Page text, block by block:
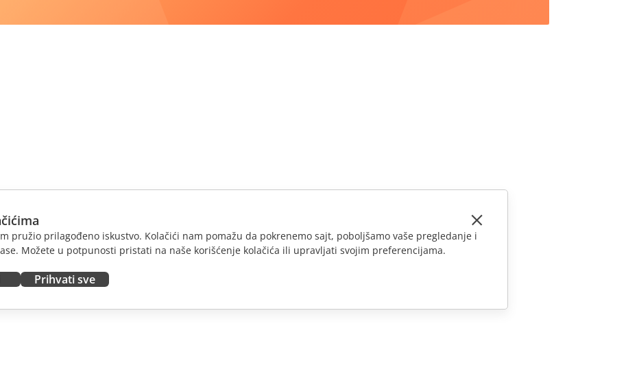
pružio prilagođeno iskustvo. Kolačići nam pomažu da pokrenemo sajt, poboljšamo vaše pregledanje i
Možete u potpunosti pristati na naše korišćenje kolačića ili upravljati svojim preferencijama.
Prihvati sve